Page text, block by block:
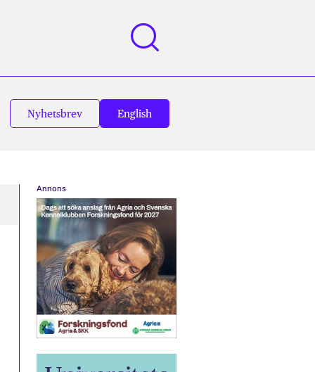
Nyhetsbrev English
Annons